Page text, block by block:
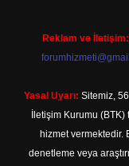
Reklam ve İletişim:
Yasal Uyarı: Sitemiz,
İletişim Kurumu (BTK)
hizmet
denetleme veya